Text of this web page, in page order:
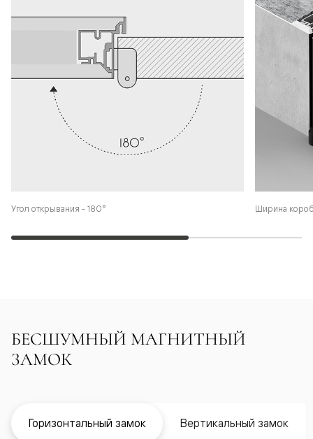
Угол открывания - 180° Ширина
БЕСШУМНЫЙ МАГНИТНЫЙ
ЗАМОК
Горизонтальный замок Вертикальный замок